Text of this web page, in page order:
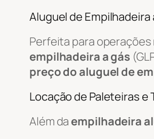
Aluguel de Empilhadeira
Perfeita para
empilhadeira a gás
preço do aluguel de
Locação de Paleteiras
Além da empilhadeira